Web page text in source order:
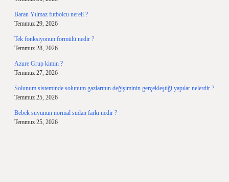
Baran Yılmaz futbolcu nereli ?
Temmuz 29, 2026
Tek fonksiyonun formülü nedir ?
Temmuz 28, 2026
Azure Grup kimin ?
Temmuz 27, 2026
Solunum sisteminde solunum gazlarının değişiminin gerçekleştiği yapılar nelerdir ?
Temmuz 25, 2026
Bebek suyunun normal sudan farkı nedir ?
Temmuz 25, 2026